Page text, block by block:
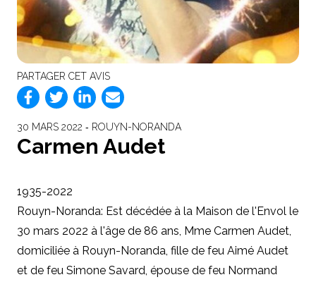
PARTAGER CET AVIS
30 MARS 2022 ‐ ROUYN-NORANDA
Carmen Audet
1935-2022
Rouyn-Noranda: Est décédée à la Maison de l'Envol le
30 mars 2022 à l'âge de 86 ans, Mme Carmen Audet,
domiciliée à Rouyn-Noranda, fille de feu Aimé Audet
et de feu Simone Savard, épouse de feu Normand